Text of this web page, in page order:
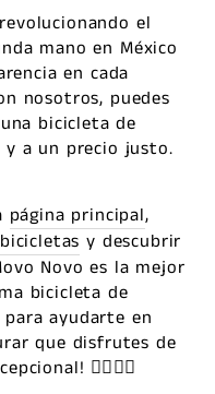
el
mano en México
en cada
nosotros, puedes
bicicleta de
y a un precio justo.
página principal,
y descubrir
Novo es la mejor
bicicleta de
para ayudarte en
que disfrutes de
🚴‍♂️🚴‍♀️